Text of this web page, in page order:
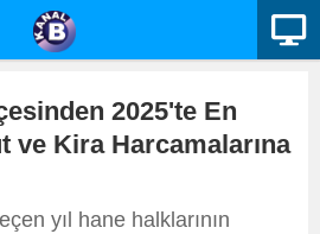
2025'te En
ve Kira Harcamalarına
yıl hane halklarının